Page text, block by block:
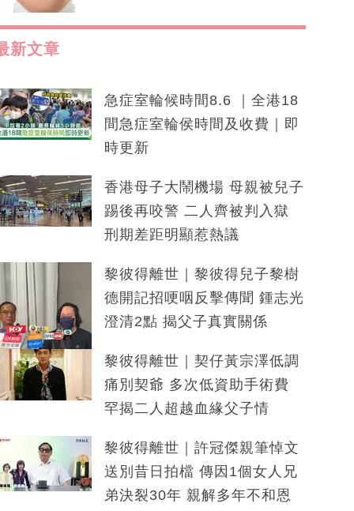
新文章
急症室輪候時間8.6 ｜全港18
間急症室輪侯時間及收費｜即
時更新
香港母子大鬧機場 母親被兒子
踢後再咬警 二人齊被判入獄
刑期差距明顯惹熱議
黎彼得離世｜黎彼得兒子黎樹
德開記招哽咽反擊傳聞 鍾志光
澄清2點 揭父子真實關係
黎彼得離世｜契仔黃宗澤低調
痛別契爺 多次低資助手術費
罕揭二人超越血緣父子情
黎彼得離世｜許冠傑親筆悼文
送別昔日拍檔 傳因1個女人兄
弟決裂30年 親解多年不和恩